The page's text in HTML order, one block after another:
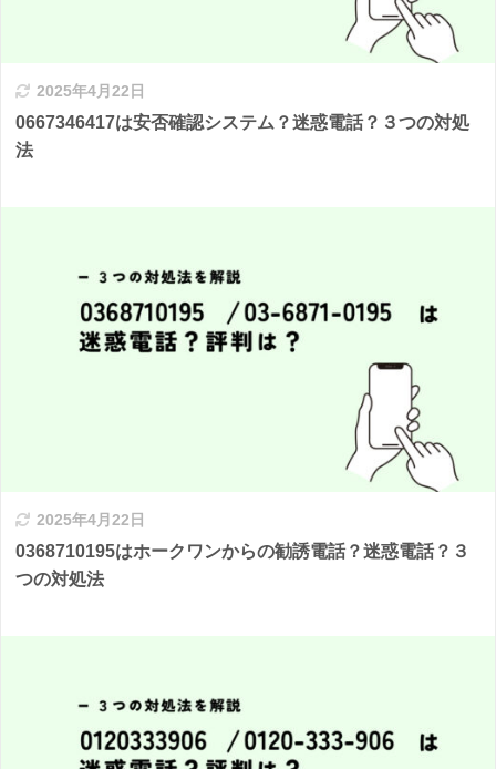
2025年4月22日
0667346417は安否確認システム？迷惑電話？３つの対処
法
2025年4月22日
0368710195はホークワンからの勧誘電話？迷惑電話？３
つの対処法